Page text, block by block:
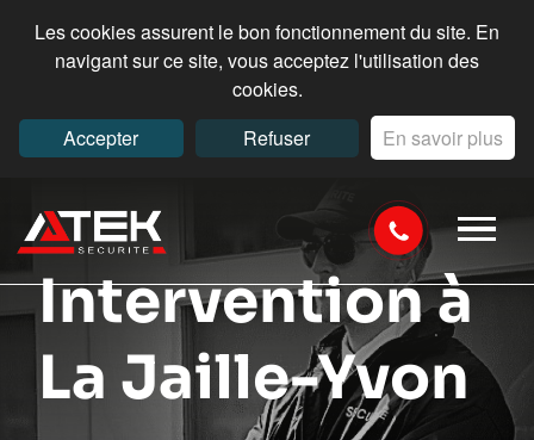
Les cookies assurent le bon fonctionnement du site. En
navigant sur ce site, vous acceptez l'utilisation des
cookies.
Accepter
Refuser En savoir plus
Intervention à
La Jaille-Yvon